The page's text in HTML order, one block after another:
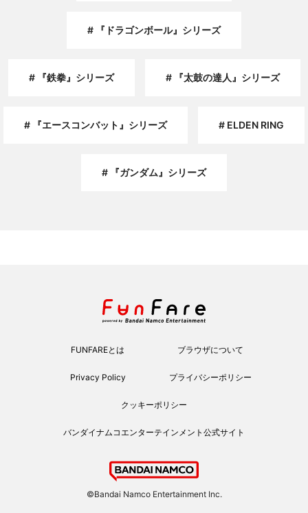
『ドラゴンボール』シリーズ
『鉄拳』シリーズ 『太鼓の達人』シリーズ
『エースコンバット』シリーズ ELDEN RING
『ガンダム』シリーズ
FUNFAREとは ブラウザについて
Privacy Policy プライバシーポリシー
クッキーポリシー
バンダイナムコエンターテインメント公式サイト
©Bandai Namco Entertainment Inc.